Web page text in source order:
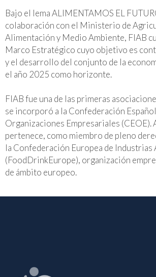
Bajo el lema ALIMENTAMOS EL
colaboración con el Ministerio de
Alimentación y Medio Ambiente, FIAB
Marco Estratégico cuyo objetivo es
y el desarrollo del conjunto de la
el año 2025 como horizonte.
FIAB fue una de las primeras
se incorporó a la Confederación
Organizaciones Empresariales (CEOE).
pertenece, como miembro de pleno
la Confederación Europea de
(FoodDrinkEurope), organización
de ámbito europeo.